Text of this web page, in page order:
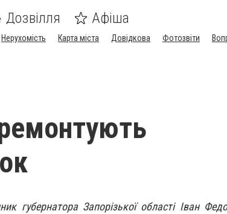
Дозвілля Афіша
Нерухомість Карта міста Довідкова Фотозвіти
губернатора Запорізької області Іван